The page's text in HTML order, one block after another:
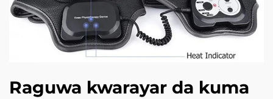
Raguwa kwarayar da kuma